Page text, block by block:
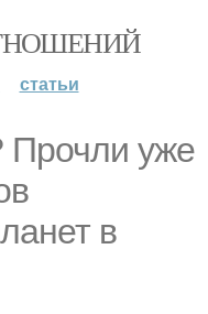
статьи
Прочли уже
в